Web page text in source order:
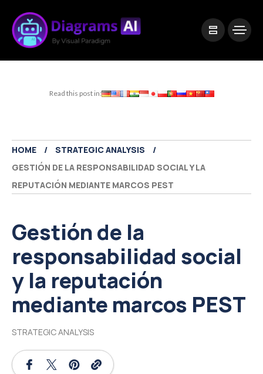
Read this post in:
HOME
STRATEGIC ANALYSIS
GESTIÓN DE LA RESPONSABILIDAD SOCIAL Y LA
REPUTACIÓN MEDIANTE MARCOS PEST
Gestión de la
responsabilidad social
y la reputación
mediante marcos PEST
STRATEGIC ANALYSIS